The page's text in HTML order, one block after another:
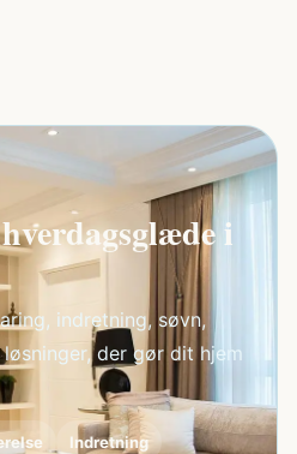
i
indretning, søvn,
der gør dit hjem
Indretning